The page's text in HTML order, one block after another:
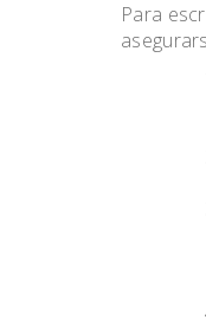
Para